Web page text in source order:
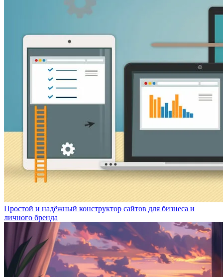
Простой и надёжный конструктор сайтов для бизнеса и
личного бренда